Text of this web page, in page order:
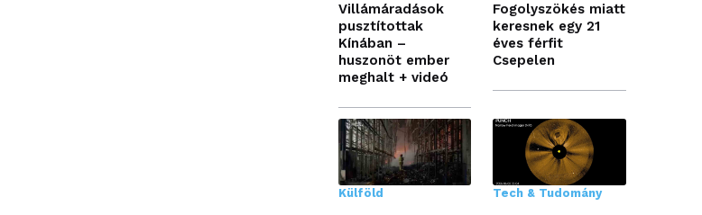
Villámáradások
pusztítottak
Kínában –
huszonöt ember
meghalt + videó
Fogolyszökés miatt
keresnek egy 21
éves férfit
Csepelen
Külföld Tech & Tudomány